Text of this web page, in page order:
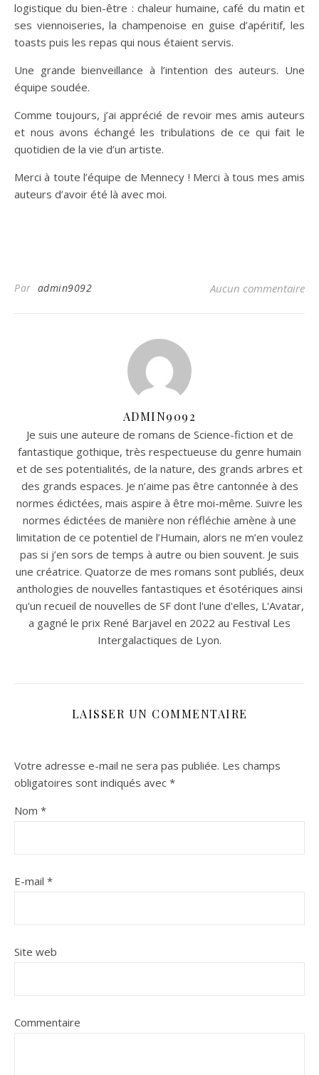
logistique du bien-être : chaleur humaine, café du matin et
ses viennoiseries, la champenoise en guise d’apéritif, les
toasts puis les repas qui nous étaient servis.
Une grande bienveillance à l’intention des auteurs. Une
équipe soudée.
Comme toujours, j’ai apprécié de revoir mes amis auteurs
et nous avons échangé les tribulations de ce qui fait le
quotidien de la vie d’un artiste.
Merci à toute l’équipe de Mennecy ! Merci à tous mes amis
auteurs d’avoir été là avec moi.
Par admin9092 Aucun commentaire
ADMIN9092
Je suis une auteure de romans de Science-fiction et de
fantastique gothique, très respectueuse du genre humain
et de ses potentialités, de la nature, des grands arbres et
des grands espaces. Je n’aime pas être cantonnée à des
normes édictées, mais aspire à être moi-même. Suivre les
normes édictées de manière non réfléchie amène à une
limitation de ce potentiel de l’Humain, alors ne m’en voulez
pas si j’en sors de temps à autre ou bien souvent. Je suis
une créatrice. Quatorze de mes romans sont publiés, deux
anthologies de nouvelles fantastiques et ésotériques ainsi
qu'un recueil de nouvelles de SF dont l'une d'elles, L'Avatar,
a gagné le prix René Barjavel en 2022 au Festival Les
Intergalactiques de Lyon.
LAISSER UN COMMENTAIRE
Votre adresse e-mail ne sera pas publiée. Les champs
obligatoires sont indiqués avec *
Nom *
E-mail *
Site web
Commentaire